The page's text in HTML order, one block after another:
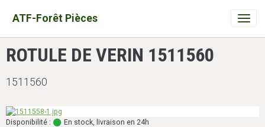
ATF-Forêt Pièces
ROTULE DE VERIN 1511560
1511560
Disponibilité : En stock, livraison en 24h